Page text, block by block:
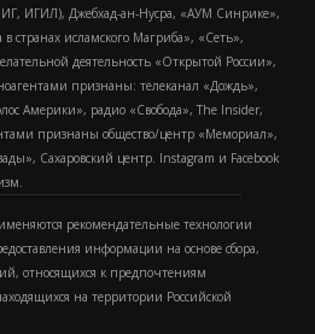
(ИГ, ИГИЛ), Джебхад-ан-Нусра, «АУМ Синрике»,
странах исламского Магриба», «Сеть»,
деятельность «Открытой России»,
признаны: телеканал «Дождь»,
Америки», радио «Свобода», The Insider,
признаны общество/центр «Мемориал»,
Сахаровский центр. Instagram и Facebook
рекомендательные технологии
информации на основе сбора,
относящихся к предпочтениям
на территории Российской